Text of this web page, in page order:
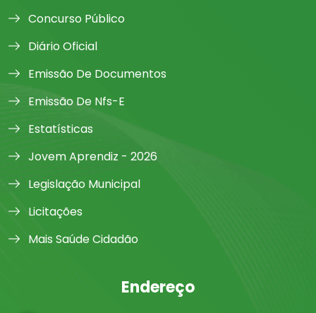
Concurso Público
Diário Oficial
Emissão De Documentos
Emissão De Nfs-E
Estatísticas
Jovem Aprendiz - 2026
Legislação Municipal
Licitações
Mais Saúde Cidadão
Endereço